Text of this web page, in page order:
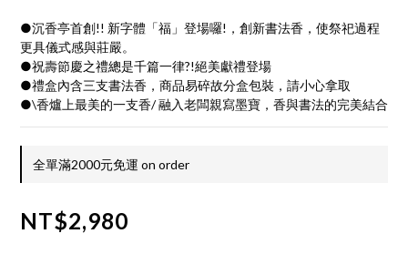
●沉香亭首創!! 新字體「福」登場囉!，創新書法香，使祭祀過程
更具儀式感與莊嚴。
●祝壽節慶之禮總是千篇一律?!絕美獻禮登場
●禮盒內含三支書法香，商品易碎故分盒包裝，請小心拿取
●\香爐上最美的一支香/ 融入老闆親寫墨寶，香與書法的完美結合
全單滿2000元免運 on order
NT$2,980